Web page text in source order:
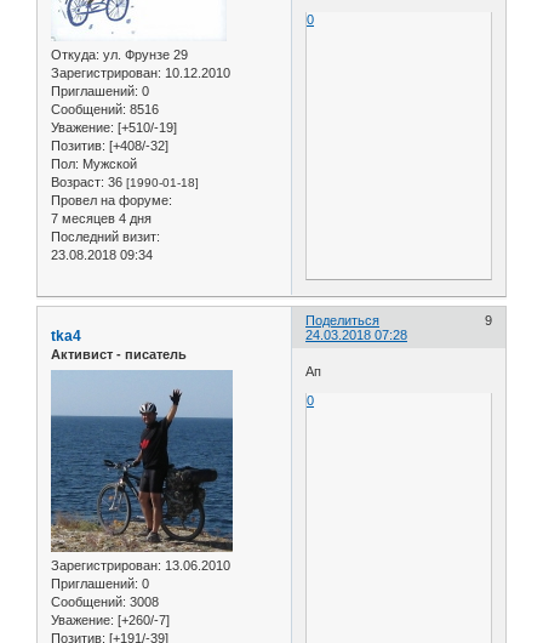
Откуда: ул. Фрунзе 29
Зарегистрирован: 10.12.2010
Приглашений: 0
Сообщений: 8516
Уважение: [+510/-19]
Позитив: [+408/-32]
Пол: Мужской
Возраст: 36 [1990-01-18]
Провел на форуме:
7 месяцев 4 дня
Последний визит:
23.08.2018 09:34
0
Поделиться
9
24.03.2018 07:28
tka4
Активист - писатель
Зарегистрирован: 13.06.2010
Приглашений: 0
Сообщений: 3008
Уважение: [+260/-7]
Позитив: [+191/-39]
Ап
0